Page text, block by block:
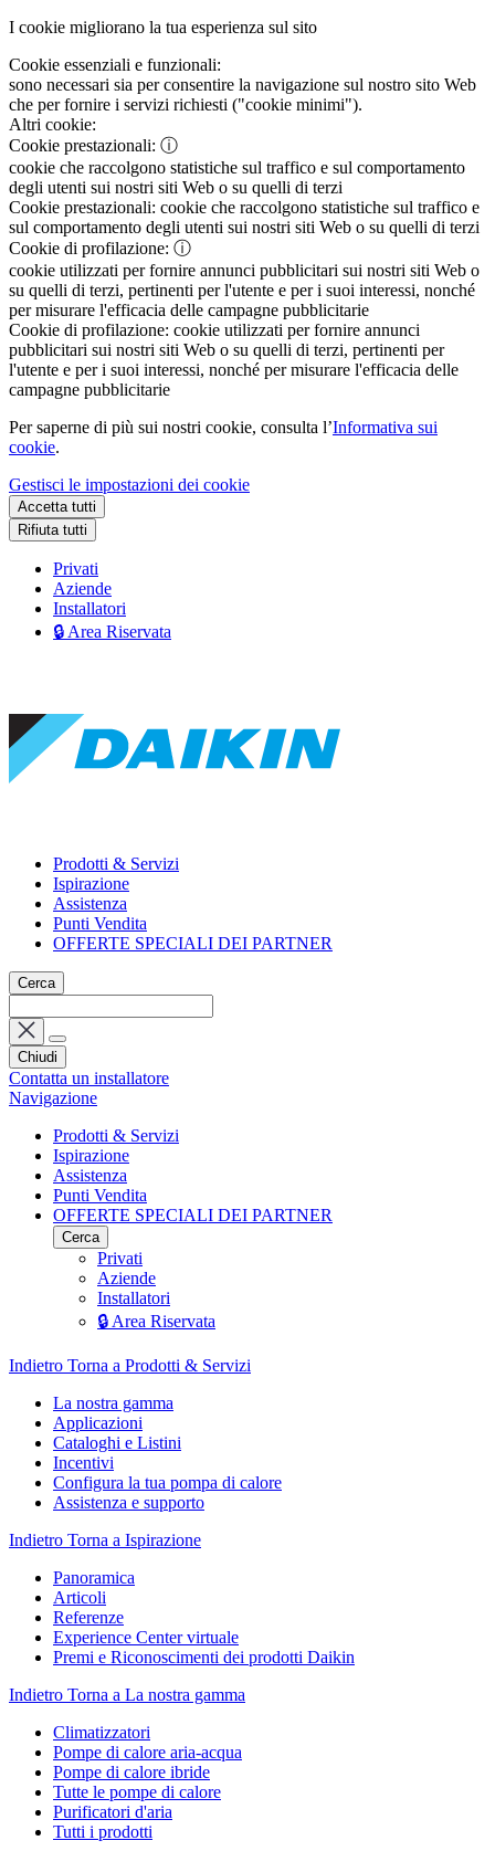
I cookie migliorano la tua esperienza sul sito
Cookie essenziali e funzionali:
sono necessari sia per consentire la navigazione sul nostro sito Web
che per fornire i servizi richiesti ("cookie minimi").
Altri cookie:
Cookie prestazionali: ⓘ
cookie che raccolgono statistiche sul traffico e sul comportamento
degli utenti sui nostri siti Web o su quelli di terzi
Cookie prestazionali: cookie che raccolgono statistiche sul traffico e
sul comportamento degli utenti sui nostri siti Web o su quelli di terzi
Cookie di profilazione: ⓘ
cookie utilizzati per fornire annunci pubblicitari sui nostri siti Web o
su quelli di terzi, pertinenti per l'utente e per i suoi interessi, nonché
per misurare l'efficacia delle campagne pubblicitarie
Cookie di profilazione: cookie utilizzati per fornire annunci
pubblicitari sui nostri siti Web o su quelli di terzi, pertinenti per
l'utente e per i suoi interessi, nonché per misurare l'efficacia delle
campagne pubblicitarie
Per saperne di più sui nostri cookie, consulta l’Informativa sui
cookie.
Gestisci le impostazioni dei cookie
Accetta tutti
Rifiuta tutti
Privati
Aziende
Installatori
🔒 Area Riservata
Prodotti & Servizi
Ispirazione
Assistenza
Punti Vendita
OFFERTE SPECIALI DEI PARTNER
Cerca
Chiudi
Contatta un installatore
Navigazione
Prodotti & Servizi
Ispirazione
Assistenza
Punti Vendita
OFFERTE SPECIALI DEI PARTNER
Cerca
Privati
Aziende
Installatori
🔒 Area Riservata
Indietro Torna a Prodotti & Servizi
La nostra gamma
Applicazioni
Cataloghi e Listini
Incentivi
Configura la tua pompa di calore
Assistenza e supporto
Indietro Torna a Ispirazione
Panoramica
Articoli
Referenze
Experience Center virtuale
Premi e Riconoscimenti dei prodotti Daikin
Indietro Torna a La nostra gamma
Climatizzatori
Pompe di calore aria-acqua
Pompe di calore ibride
Tutte le pompe di calore
Purificatori d'aria
Tutti i prodotti